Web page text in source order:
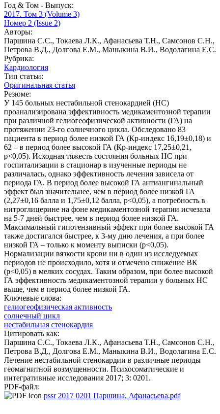
Год & Том - Выпуск:
2017. Том 3 (Volume 3)
Номер 2 (Issue 2)
Авторы:
Паршина С.С., Токаева Л.К., Афанасьева Т.Н., Самсонов С.Н.,
Петрова В.Д., Долгова Е.М., Маныкина В.И., Водолагина Е.С.
Рубрика:
Кардиология
Тип статьи:
Оригинальная статья
Резюме:
У 145 больных нестабильной стенокардией (НС)
проанализирована эффективность медикаментозной терапии
при различной гелиогеофизической активности (ГА) на
протяжении 23-го солнечного цикла. Обследовано 83
пациента в период более низкой ГА (Кр-индекс 16,19±0,18) и
62 – в период более высокой ГА (Кр-индекс 17,25±0,21,
p<0,05). Исходная тяжесть состояния больных НС при
госпитализации в стационар в изученные периоды не
различалась, однако эффективность лечения зависела от
периода ГА. В период более высокой ГА антиангинальный
эффект был значительнее, чем в период более низкой ГА
(2,27±0,16 балла и 1,75±0,12 балла, p<0,05), а потребность в
нитроглицерине на фоне медикаментозной терапии исчезала
на 5-7 дней быстрее, чем в период более низкой ГА.
Максимальный гипотензивный эффект при более высокой ГА
также достигался быстрее, к 3-му дню лечения, а при более
низкой ГА – только к моменту выписки (p<0,05).
Нормализации вязкости крови ни в один из исследуемых
периодов не происходило, хотя и отмечено снижение ВК
(p<0,05) в мелких сосудах. Таким образом, при более высокой
ГА эффективность медикаментозной терапии у больных НС
выше, чем в период более низкой ГА.
Ключевые слова:
гелиогеофизическая активность
солнечный цикл
нестабильная стенокардия
Цитировать как:
Паршина С.С., Токаева Л.К., Афанасьева Т.Н., Самсонов С.Н.,
Петрова В.Д., Долгова Е.М., Маныкина В.И., Водолагина Е.С.
Лечение нестабильной стенокардии в различные периоды
геомагнитной возмущенности. Психосоматические и
интегративные исследования 2017; 3: 0201.
PDF-файл:
pssr 2017 0201 Паршина, Афанасьева.pdf